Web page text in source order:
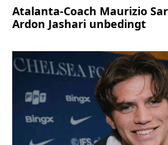
Atalanta-Coach Maurizio
Ardon Jashari unbedingt